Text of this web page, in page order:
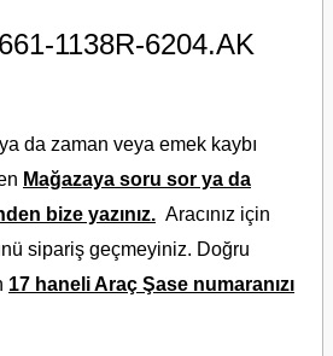
661-1138R-6204.AK
da zaman veya emek kaybı
Mağazaya soru sor ya da
bize yazınız. Aracınız için
sipariş geçmeyiniz. Doğru
17 haneli Araç Şase numaranızı